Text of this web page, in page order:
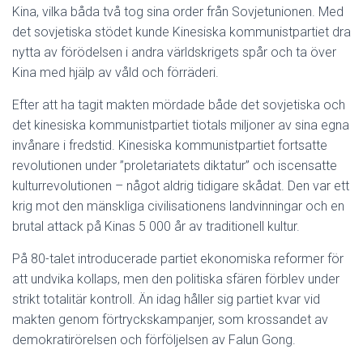
Kina, vilka båda två tog sina order från Sovjetunionen. Med
det sovjetiska stödet kunde Kinesiska kommunistpartiet dra
nytta av förödelsen i andra världskrigets spår och ta över
Kina med hjälp av våld och förräderi.
Efter att ha tagit makten mördade både det sovjetiska och
det kinesiska kommunistpartiet tiotals miljoner av sina egna
invånare i fredstid. Kinesiska kommunistpartiet fortsatte
revolutionen under ”proletariatets diktatur” och iscensatte
kulturrevolutionen – något aldrig tidigare skådat. Den var ett
krig mot den mänskliga civilisationens landvinningar och en
brutal attack på Kinas 5 000 år av traditionell kultur.
På 80-talet introducerade partiet ekonomiska reformer för
att undvika kollaps, men den politiska sfären förblev under
strikt totalitär kontroll. Än idag håller sig partiet kvar vid
makten genom förtryckskampanjer, som krossandet av
demokratirörelsen och förföljelsen av Falun Gong.